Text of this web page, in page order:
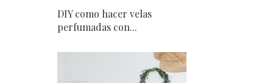
DIY como hacer velas
perfumadas con...